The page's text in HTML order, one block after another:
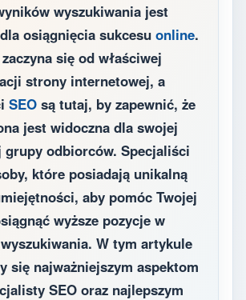
wyszukiwania jest
osiągnięcia sukcesu online.
się od właściwej
strony internetowej, a
SEO są tutaj, by zapewnić, że
jest widoczna dla swojej
grupy odbiorców. Specjaliści
które posiadają unikalną
aby pomóc Twojej
wyższe pozycje w
W tym artykule
się najważniejszym aspektom
SEO oraz najlepszym